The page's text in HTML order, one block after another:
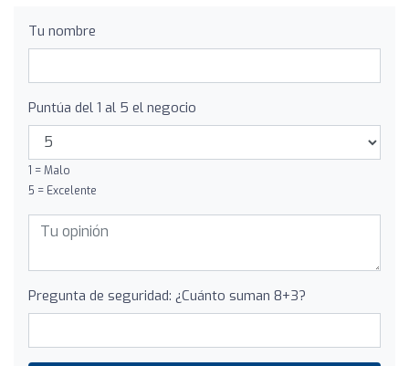
Tu nombre
Puntúa del 1 al 5 el negocio
1 = Malo
5 = Excelente
Pregunta de seguridad: ¿Cuánto suman 8+3?